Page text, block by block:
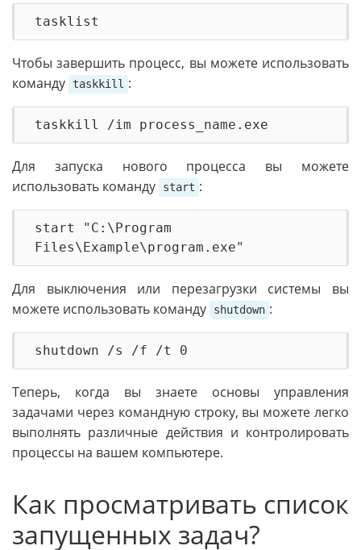
Чтобы завершить процесс, вы можете использовать
команду
taskkill :
Для запуска нового процесса вы можете
использовать команду
start :
start "C:\Program
Для выключения или перезагрузки системы вы
можете использовать команду
shutdown :
Теперь, когда вы знаете основы управления
задачами через командную строку, вы можете легко
выполнять различные действия и контролировать
процессы на вашем компьютере.
Как просматривать список
запущенных задач?